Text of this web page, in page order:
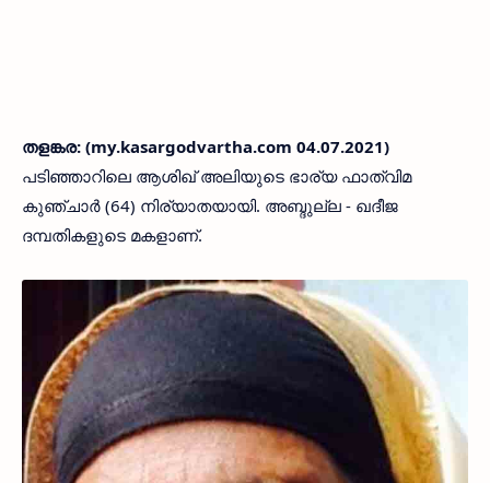
തളങ്കര: (my.kasargodvartha.com 04.07.2021)
പടിഞ്ഞാറിലെ ആശിഖ് അലിയുടെ ഭാര്യ ഫാത്വിമ
കുഞ്ചാർ (64) നിര്യാതയായി. അബ്ദുല്ല - ഖദീജ
ദമ്പതികളുടെ മകളാണ്.